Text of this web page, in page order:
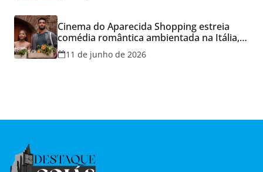
Cinema do Aparecida Shopping estreia
comédia romântica ambientada na Itália,
hoje e lança promoção para o Dia dos
Namorados
11 de junho de 2026